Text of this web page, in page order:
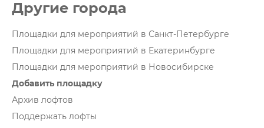
Другие города
Площадки для мероприятий в Санкт-Петербурге
Площадки для мероприятий в Екатеринбурге
Площадки для мероприятий в Новосибирске
Добавить площадку
Архив лофтов
Поддержать лофты